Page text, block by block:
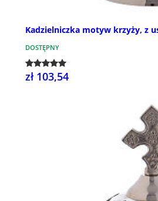
Kadzielniczka motyw krzyży, z
DOSTĘPNY
zł 103,54